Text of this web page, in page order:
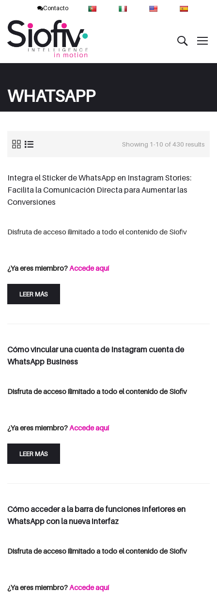
Contacto
WHATSAPP
Showing 1-10 of 430 results
Integra el Sticker de WhatsApp en Instagram Stories:
Facilita la Comunicación Directa para Aumentar las
Conversiones
Disfruta de acceso ilimitado a todo el contenido de Siofiv
¿Ya eres miembro?Accede aquí
LEER MÁS
Cómo vincular una cuenta de Instagram cuenta de
WhatsApp Business
Disfruta de acceso ilimitado a todo el contenido de Siofiv
¿Ya eres miembro?Accede aquí
LEER MÁS
Cómo acceder a la barra de funciones inferiores en
WhatsApp con la nueva interfaz
Disfruta de acceso ilimitado a todo el contenido de Siofiv
¿Ya eres miembro?Accede aquí